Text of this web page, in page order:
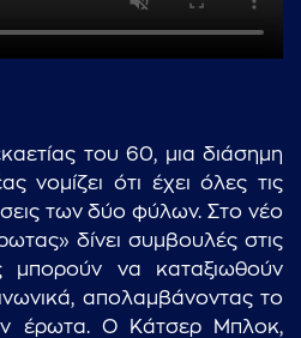
του 60, μια διάσημη
νομίζει ότι έχει όλες τις
των δύο φύλων. Στο νέο
δίνει συμβουλές στις
μπορούν να καταξιωθούν
απολαμβάνοντας το
έρωτα. Ο Κάτσερ Μπλοκ,